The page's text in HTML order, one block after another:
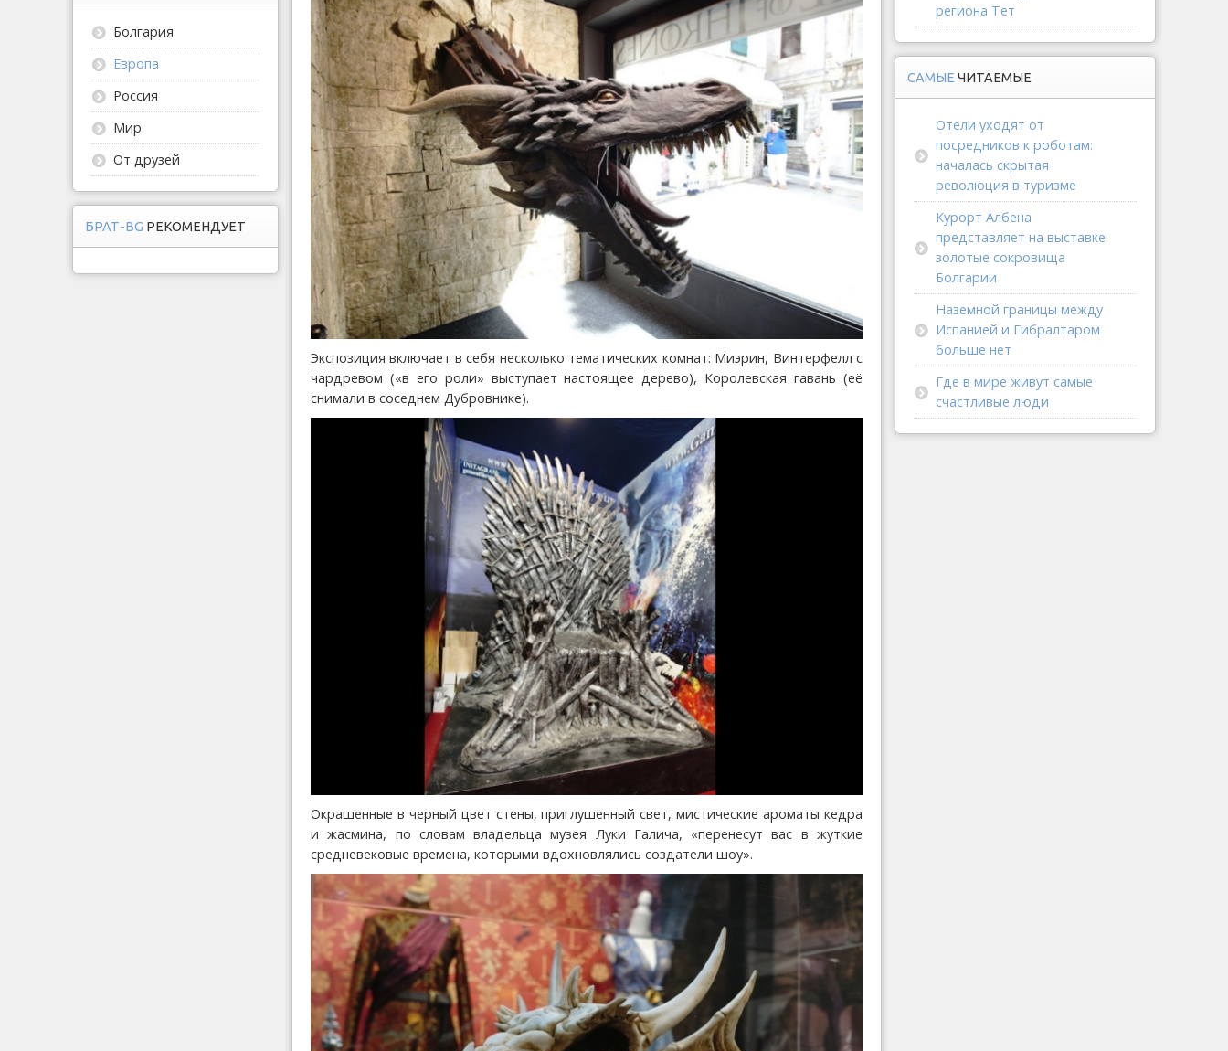
Экспозиция включает в себя несколько тематических комнат: Миэрин, Винтерфелл с
чардревом («в его роли» выступает настоящее дерево), Королевская гавань (её
снимали в соседнем Дубровнике).
Окрашенные в черный цвет стены, приглушенный свет, мистические ароматы кедра
и жасмина, по словам владельца музея Луки Галича, «перенесут вас в жуткие
средневековые времена, которыми вдохновлялись создатели шоу».
Болгария
Европа
Россия
Мир
От друзей
БРАТ-BG РЕКОМЕНДУЕТ
региона Тет
САМЫЕ ЧИТАЕМЫЕ
Отели уходят от
посредников к роботам:
началась скрытая
революция в туризме
Курорт Албена
представляет на выставке
золотые сокровища
Болгарии
Наземной границы между
Испанией и Гибралтаром
больше нет
Где в мире живут самые
счастливые люди